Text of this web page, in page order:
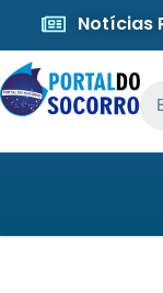
Notícias